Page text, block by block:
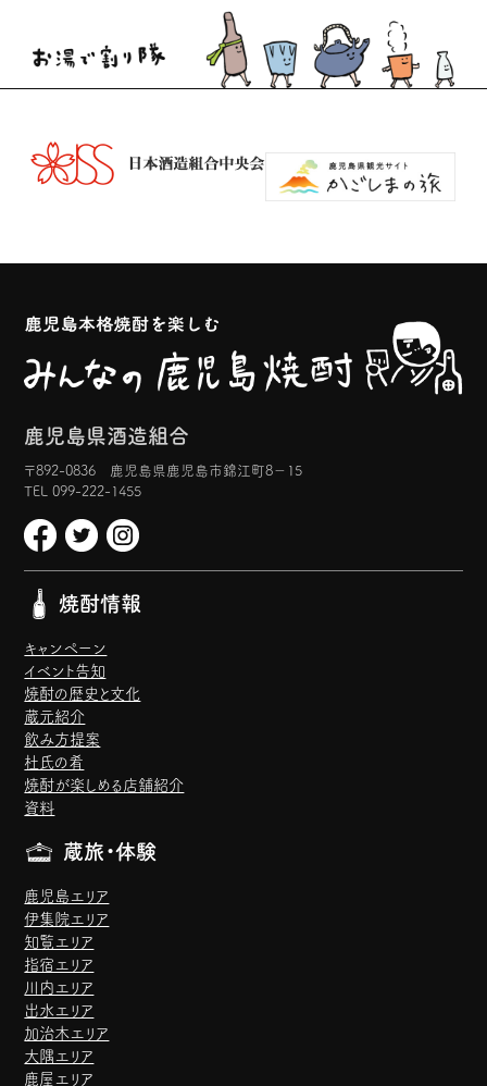
鹿児島県酒造組合
〒892-0836 鹿児島県鹿児島市錦江町8−15
TEL 099-222-1455
焼酎情報
キャンペーン
イベント告知
焼酎の歴史と文化
蔵元紹介
飲み方提案
杜氏の肴
焼酎が楽しめる店舗紹介
資料
蔵旅・体験
鹿児島エリア
伊集院エリア
知覧エリア
指宿エリア
川内エリア
出水エリア
加治木エリア
大隅エリア
鹿屋エリア